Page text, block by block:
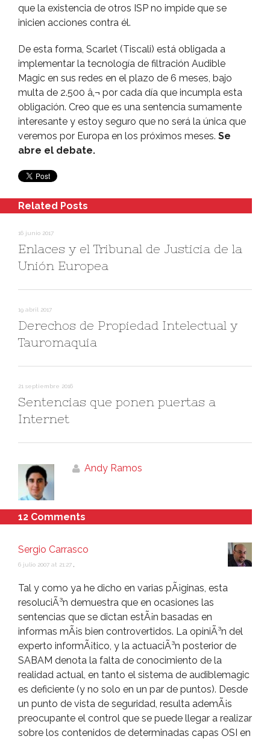
que la existencia de otros ISP no impide que se
inicien acciones contra él.
De esta forma, Scarlet (Tiscali) está obligada a
implementar la tecnologí­a de filtración Audible
Magic en sus redes en el plazo de 6 meses, bajo
multa de 2.500 â‚¬ por cada dí­a que incumpla esta
obligación. Creo que es una sentencia sumamente
interesante y estoy seguro que no será la única que
veremos por Europa en los próximos meses. Se
abre el debate.
Related Posts
16 junio 2017
Enlaces y el Tribunal de Justicia de la
Unión Europea
19 abril 2017
Derechos de Propiedad Intelectual y
Tauromaquia
21 septiembre 2016
Sentencias que ponen puertas a
Internet
Andy Ramos
12 Comments
Sergio Carrasco
6 julio 2007 at 21:27
Tal y como ya he dicho en varias pÃ¡ginas, esta
resoluciÃ³n demuestra que en ocasiones las
sentencias que se dictan estÃ¡n basadas en
informas mÃ¡s bien controvertidos. La opiniÃ³n del
experto informÃ¡tico, y la actuaciÃ³n posterior de
SABAM denota la falta de conocimiento de la
realidad actual, en tanto el sistema de audiblemagic
es deficiente (y no solo en un par de puntos). Desde
un punto de vista de seguridad, resulta ademÃ¡s
preocupante el control que se puede llegar a realizar
sobre los contenidos de determinadas capas OSI en